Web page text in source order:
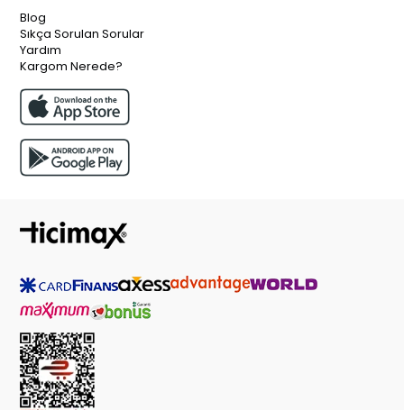
Blog
Sıkça Sorulan Sorular
Yardım
Kargom Nerede?